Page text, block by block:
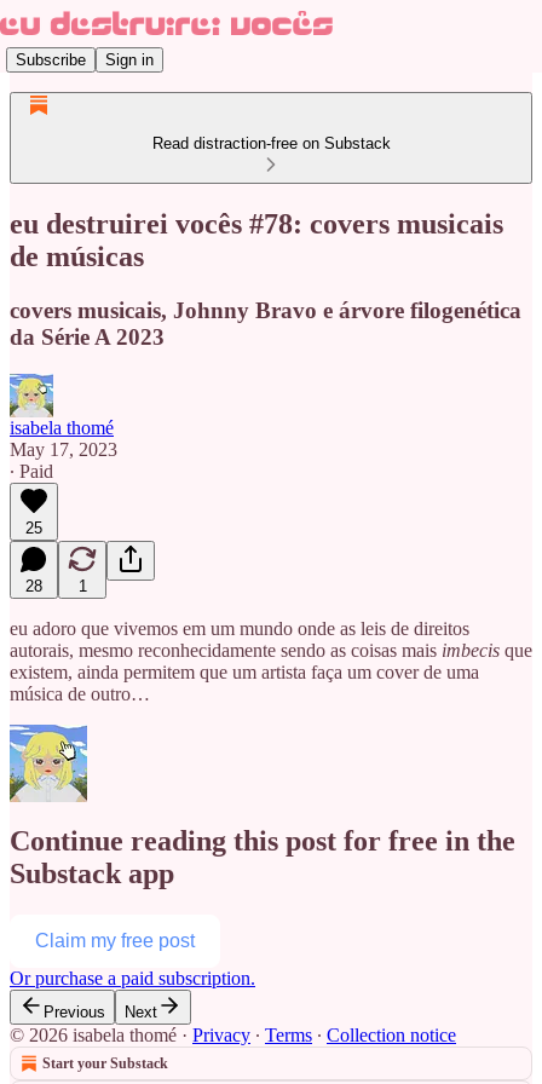
Subscribe Sign in
Read distraction-free on Substack
eu destruirei vocês #78: covers musicais
de músicas
covers musicais, Johnny Bravo e árvore filogenética
da Série A 2023
isabela thomé
May 17, 2023
∙ Paid
25
28 1
eu adoro que vivemos em um mundo onde as leis de direitos
autorais, mesmo reconhecidamente sendo as coisas mais imbecis que
existem, ainda permitem que um artista faça um cover de uma
música de outro…
Continue reading this post for free in the
Substack app
Claim my free post
Or purchase a paid subscription.
Previous Next
© 2026 isabela thomé · Privacy ∙ Terms ∙ Collection notice
Start your Substack